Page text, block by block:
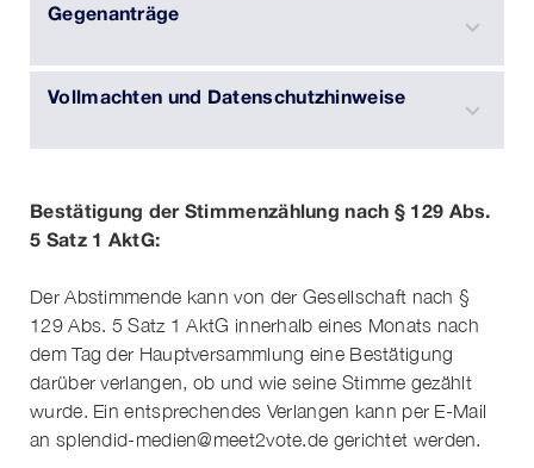
Gegenanträge
Vollmachten und Datenschutzhinweise
Bestätigung der Stimmenzählung nach § 129 Abs.
5 Satz 1 AktG:
Der Abstimmende kann von der Gesellschaft nach §
129 Abs. 5 Satz 1 AktG innerhalb eines Monats nach
dem Tag der Hauptversammlung eine Bestätigung
darüber verlangen, ob und wie seine Stimme gezählt
wurde. Ein entsprechendes Verlangen kann per E-Mail
an splendid-medien@meet2vote.de gerichtet werden.